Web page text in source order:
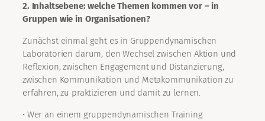
2. Inhaltsebene: welche Themen kommen vor – in
Gruppen wie in Organisationen?
Zunächst einmal geht es in Gruppendynamischen
Laboratorien darum, den Wechsel zwischen Aktion und
Reflexion, zwischen Engagement und Distanzierung,
zwischen Kommunikation und Metakommunikation zu
erfahren, zu praktizieren und damit zu lernen.
• Wer an einem gruppendynamischen Training